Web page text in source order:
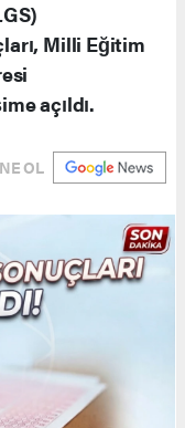
Milli Eğitim
açıldı.
OL